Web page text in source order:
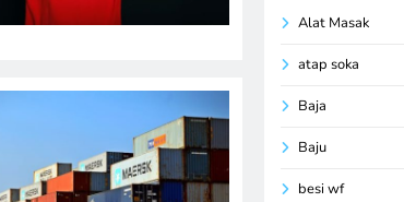
Alat Masak
atap soka
Baja
Baju
besi wf